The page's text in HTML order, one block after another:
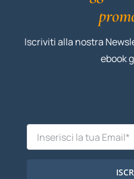
Iscriviti alla nostra
ebook